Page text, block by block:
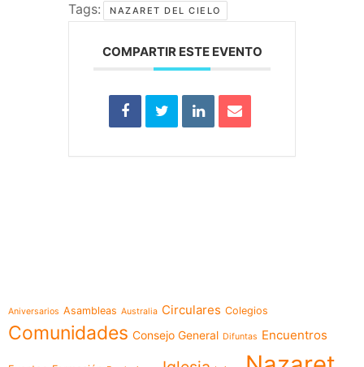
Tags: NAZARET DEL CIELO
COMPARTIR ESTE EVENTO
Aniversarios Asambleas Australia Circulares Colegios
Comunidades Consejo General Difuntas Encuentros